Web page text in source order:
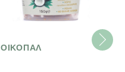
ΟΙΚΟΠΑΛ